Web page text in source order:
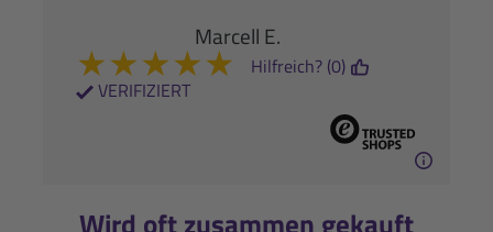
Marcell E.
★★★★★
VERIFIZIERT
Hilfreich? (0)